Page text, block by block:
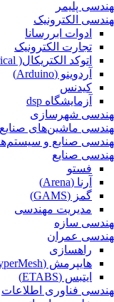
پلیمر
الکترونیک
ادوات ابررسانا
تجارت الکترونیک
اتوکد الکتریکال( Autocad Electrical)
آردوینو (Arduino)
کیدنس
آزمایشگاه dsp
شهرسازی
ماشین‌های صنایع
صنایع و
صنایع
فستو
آرنا (Arena)
گمز (GAMS)
مدیریت مهندسی
سازه
عمران‌
راهسازی
هایپرمش (HyperMesh)
ایتبس (ETABS)
فناوری اطلاعات